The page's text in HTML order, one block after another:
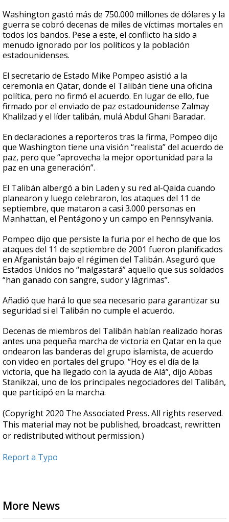
Washington gastó más de 750.000 millones de dólares y la
guerra se cobró decenas de miles de víctimas mortales en
todos los bandos. Pese a este, el conflicto ha sido a
menudo ignorado por los políticos y la población
estadounidenses.
El secretario de Estado Mike Pompeo asistió a la
ceremonia en Qatar, donde el Talibán tiene una oficina
política, pero no firmó el acuerdo. En lugar de ello, fue
firmado por el enviado de paz estadounidense Zalmay
Khalilzad y el líder talibán, mulá Abdul Ghani Baradar.
En declaraciones a reporteros tras la firma, Pompeo dijo
que Washington tiene una visión “realista” del acuerdo de
paz, pero que “aprovecha la mejor oportunidad para la
paz en una generación”.
El Talibán albergó a bin Laden y su red al-Qaida cuando
planearon y luego celebraron, los ataques del 11 de
septiembre, que mataron a casi 3.000 personas en
Manhattan, el Pentágono y un campo en Pennsylvania.
Pompeo dijo que persiste la furia por el hecho de que los
ataques del 11 de septiembre de 2001 fueron planificados
en Afganistán bajo el régimen del Talibán. Aseguró que
Estados Unidos no “malgastará” aquello que sus soldados
“han ganado con sangre, sudor y lágrimas”.
Añadió que hará lo que sea necesario para garantizar su
seguridad si el Talibán no cumple el acuerdo.
Decenas de miembros del Talibán habían realizado horas
antes una pequeña marcha de victoria en Qatar en la que
ondearon las banderas del grupo islamista, de acuerdo
con video en portales del grupo. “Hoy es el día de la
victoria, que ha llegado con la ayuda de Alá”, dijo Abbas
Stanikzai, uno de los principales negociadores del Talibán,
que participó en la marcha.
(Copyright 2020 The Associated Press. All rights reserved.
This material may not be published, broadcast, rewritten
or redistributed without permission.)
Report a Typo
More News